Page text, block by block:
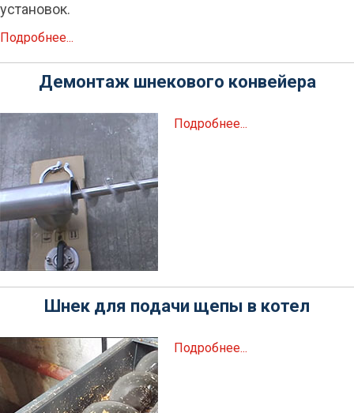
установок.
Подробнее...
Демонтаж шнекового конвейера
Подробнее...
Шнек для подачи щепы в котел
Подробнее...